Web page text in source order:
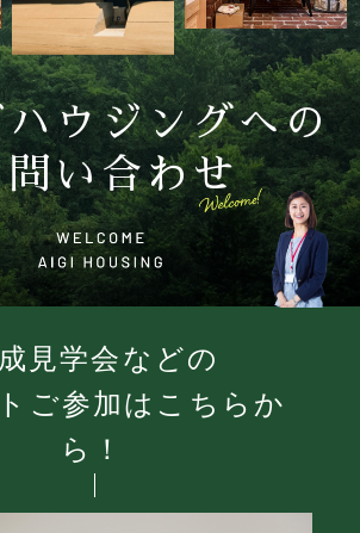
ウジングへの
問い合わせ
見学会などの
ご参加はこちらか
ら！